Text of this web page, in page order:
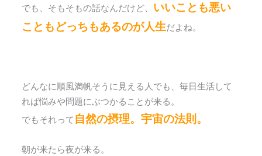
でも、そもそもの話なんだけど、 いいことも悪い
こともどっちもあるのが人生だよね。
どんなに順風満帆そうに見える人でも、毎日生活して
れば悩みや問題にぶつかることが来る。
でもそれって 自然の摂理。宇宙の法則。
朝が来たら夜が来る。